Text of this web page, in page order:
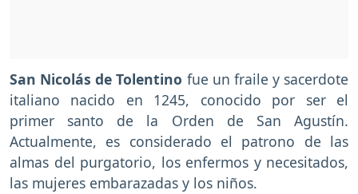
San Nicolás de Tolentino fue un fraile y sacerdote
italiano nacido en 1245, conocido por ser el
primer santo de la Orden de San Agustín.
Actualmente, es considerado el patrono de las
almas del purgatorio, los enfermos y necesitados,
las mujeres embarazadas y los niños.